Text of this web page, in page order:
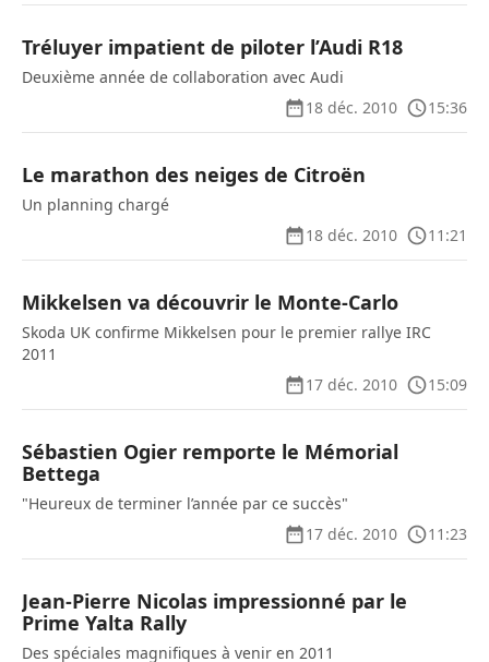
Tréluyer impatient de piloter l’Audi R18
Deuxième année de collaboration avec Audi
18 déc. 2010
15:36
Le marathon des neiges de Citroën
Un planning chargé
18 déc. 2010
11:21
Mikkelsen va découvrir le Monte-Carlo
Skoda UK confirme Mikkelsen pour le premier rallye IRC
2011
17 déc. 2010
15:09
Sébastien Ogier remporte le Mémorial
Bettega
"Heureux de terminer l’année par ce succès"
17 déc. 2010
11:23
Jean-Pierre Nicolas impressionné par le
Prime Yalta Rally
Des spéciales magnifiques à venir en 2011